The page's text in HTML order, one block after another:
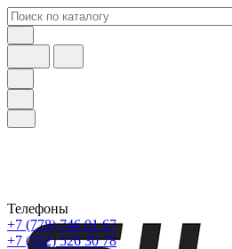
Телефоны
+7 (778) 746 01 67
+7 (702) 526 30 78